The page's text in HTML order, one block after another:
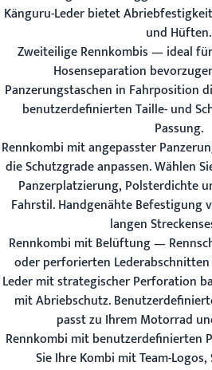
Känguru-Leder bietet
und Hüften.
Zweiteilige Rennkombis— ideal für
Hosenseparation
Panzerungstaschen in Fahrposition
benutzerdefinierten Taille- und
Passung.
Rennkombi mit angepasster
die Schutzgrade anpassen. Wählen
Panzerplatzierung, Polsterdichte
Fahrstil. Handgenähte Befestigung
langen
Rennkombi mit Belüftung—
oder perforierten
Leder mit strategischer Perforation
mit Abriebschutz.
passt zu Ihrem Motorrad
Rennkombi mit benutzerdefinierten
Sie Ihre Kombi mit Team-